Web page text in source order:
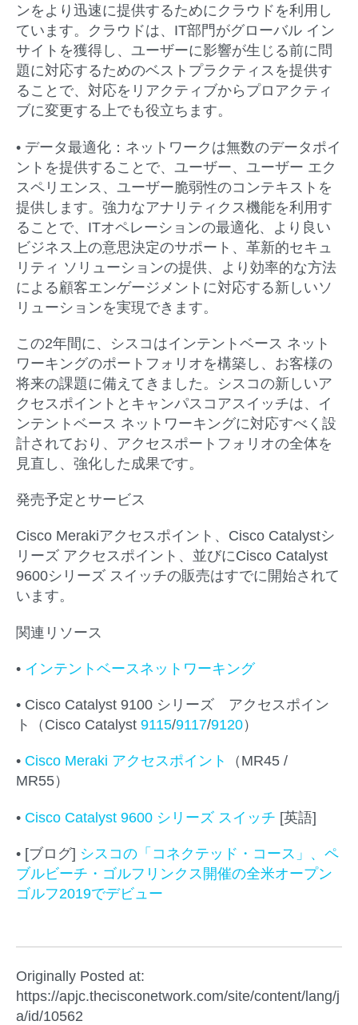
ンをより迅速に提供するためにクラウドを利用し
ています。クラウドは、IT部門がグローバル イン
サイトを獲得し、ユーザーに影響が生じる前に問
題に対応するためのベストプラクティスを提供す
ることで、対応をリアクティブからプロアクティ
ブに変更する上でも役立ちます。
• データ最適化： ネットワークは無数のデータポイ
ントを提供することで、ユーザー、ユーザー エク
スペリエンス、ユーザー脆弱性のコンテキストを
提供します。強力なアナリティクス機能を利用す
ることで、ITオペレーションの最適化、より良い
ビジネス上の意思決定のサポート、革新的セキュ
リティ ソリューションの提供、より効率的な方法
による顧客エンゲージメントに対応する新しいソ
リューションを実現できます。
この2年間に、シスコはインテントベース ネット
ワーキングのポートフォリオを構築し、お客様の
将来の課題に備えてきました。シスコの新しいア
クセスポイントとキャンパスコアスイッチは、イ
ンテントベース ネットワーキングに対応すべく設
計されており、アクセスポートフォリオの全体を
見直し、強化した成果です。
発売予定とサービス
Cisco Merakiアクセスポイント、Cisco Catalystシ
リーズ アクセスポイント、並びにCisco Catalyst
9600シリーズ スイッチの販売はすでに開始されて
います。
関連リソース
• インテントベースネットワーキング
• Cisco Catalyst 9100 シリーズ アクセスポイン
ト（Cisco Catalyst 9115/9117/9120）
• Cisco Meraki アクセスポイント
（MR45 /
MR55）
• Cisco Catalyst 9600 シリーズ スイッチ [英語]
• [ブログ] シスコの「コネクテッド・コース」、ペ
ブルビーチ・ゴルフリンクス開催の全米オープン
ゴルフ2019でデビュー
Originally Posted at:
https://apjc.thecisconetwork.com/site/content/lang/j
a/id/10562